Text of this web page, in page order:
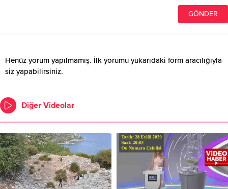
Henüz yorum yapılmamış. İlk yorumu yukarıdaki form aracılığıyla
siz yapabilirsiniz.
Diğer Videolar